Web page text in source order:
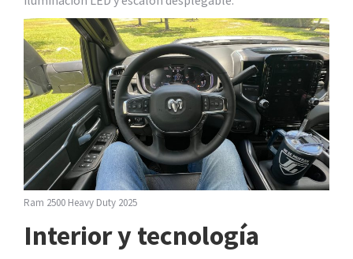
Ram 2500 Heavy Duty 2025
Interior y tecnología